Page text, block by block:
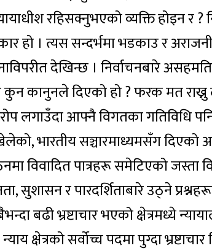
रहिसक्नुभएको व्यक्ति होइन र ?
हो । त्यस सन्दर्भमा भडकाउ र
देखिन्छ । निर्वाचनबारे
कुन कानुनले दिएको हो ? फरक मत राख्नु
लगाउँदा आफ्नै विगतका गतिविधि
भारतीय सञ्चारमाध्यमसँग दिएको
विवादित पात्रहरू समेटिएको
सुशासन र पारदर्शिताबारे उठ्ने
बढी भ्रष्टाचार भएको क्षेत्रमध्ये
क्षेत्रको सर्वोच्च पदमा पुग्दा